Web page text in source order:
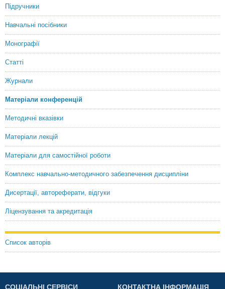
Підручники
Навчальні посібники
Монографії
Статті
Журнали
Матеріали конференцій
Методичні вказівки
Матеріали лекцій
Матеріали для самостійної роботи
Комплекс навчально-методичного забезпечення дисципліни
Дисертації, автореферати, відгуки
Ліцензування та акредитація
Список авторів
СОЦІАЛЬНІ СЕРВІСИ КОНТАКТНА ІНФОРМАЦІЯ